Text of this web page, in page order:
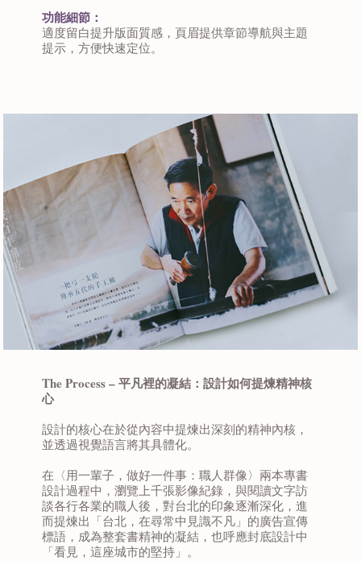
功能細節：
適度留白提升版面質感，頁眉提供章節導航與主題
提示，方便快速定位。
The Process – 平凡裡的凝結：設計如何提煉精神核
心
設計的核心在於從內容中提煉出深刻的精神內核，
並透過視覺語言將其具體化。
在〈用一輩子，做好一件事：職人群像〉兩本專書
設計過程中，瀏覽上千張影像紀錄，與閱讀文字訪
談各行各業的職人後，對台北的印象逐漸深化，進
而提煉出「台北，在尋常中見識不凡」的廣告宣傳
標語，成為整套書精神的凝結，也呼應封底設計中
「看見，這座城市的堅持」。